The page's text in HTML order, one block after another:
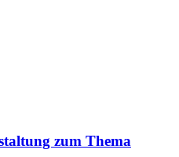
zum Thema